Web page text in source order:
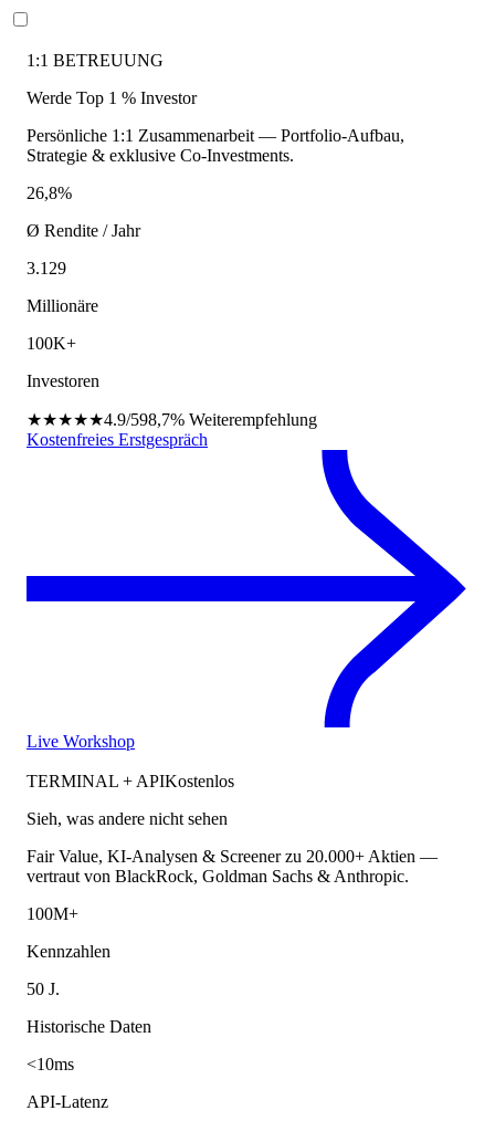
1:1 BETREUUNG
Werde Top 1 % Investor
Persönliche 1:1 Zusammenarbeit — Portfolio-Aufbau,
Strategie & exklusive Co-Investments.
26,8%
Ø Rendite / Jahr
3.129
Millionäre
100K+
Investoren
★★★★★4.9/598,7% Weiterempfehlung
Kostenfreies Erstgespräch
Live Workshop
TERMINAL + APIKostenlos
Sieh, was andere nicht sehen
Fair Value, KI-Analysen & Screener zu 20.000+ Aktien —
vertraut von BlackRock, Goldman Sachs & Anthropic.
100M+
Kennzahlen
50 J.
Historische Daten
<10ms
API-Latenz